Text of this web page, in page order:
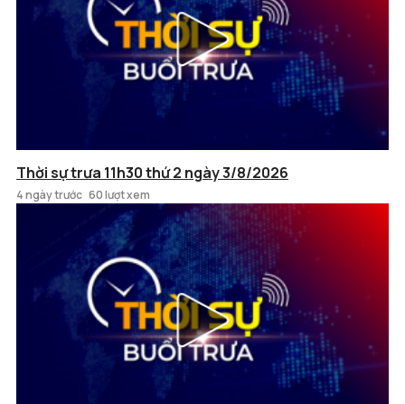
Thời sự trưa 11h30 thứ 2 ngày 3/8/2026
4 ngày trước 60 lượt xem